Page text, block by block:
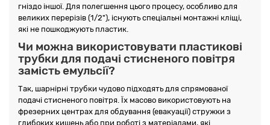
гніздо іншої. Для полегшення цього процесу, особливо для
великих перерізів (1/2"), існують спеціальні монтажні кліщі,
які не пошкоджують пластик.
Чи можна використовувати пластикові
трубки для подачі стисненого повітря
замість емульсії?
Так, шарнірні трубки чудово підходять для спрямованої
подачі стисненого повітря. Їх масово використовують на
фрезерних центрах для обдування (евакуації) стружки з
глибоких кишень або при роботі з матеріалами, які